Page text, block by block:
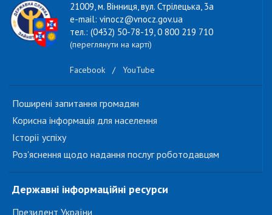
21009, м. Вінниця, вул. Стрілецька, 3а
e-mail: vinocz@vnocz.gov.ua
тел.: (0432) 50-78-19, 0 800 219 710
(переглянути на карті)
Facebook / YouTube
Поширені запитання громадян
Корисна інформація для населення
Історії успіху
Роз'яснення щодо надання послуг роботодавцям
Державні інформаційні ресурси
Президент України